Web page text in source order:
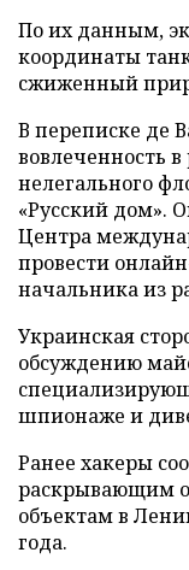
По их данным,
координаты
сжиженный
В переписке де
вовлеченность в
нелегального
«Русский дом».
Центра
провести
начальника из
Украинская
обсуждению
шпионаже и
Ранее хакеры
раскрывающим
объектам в
года.